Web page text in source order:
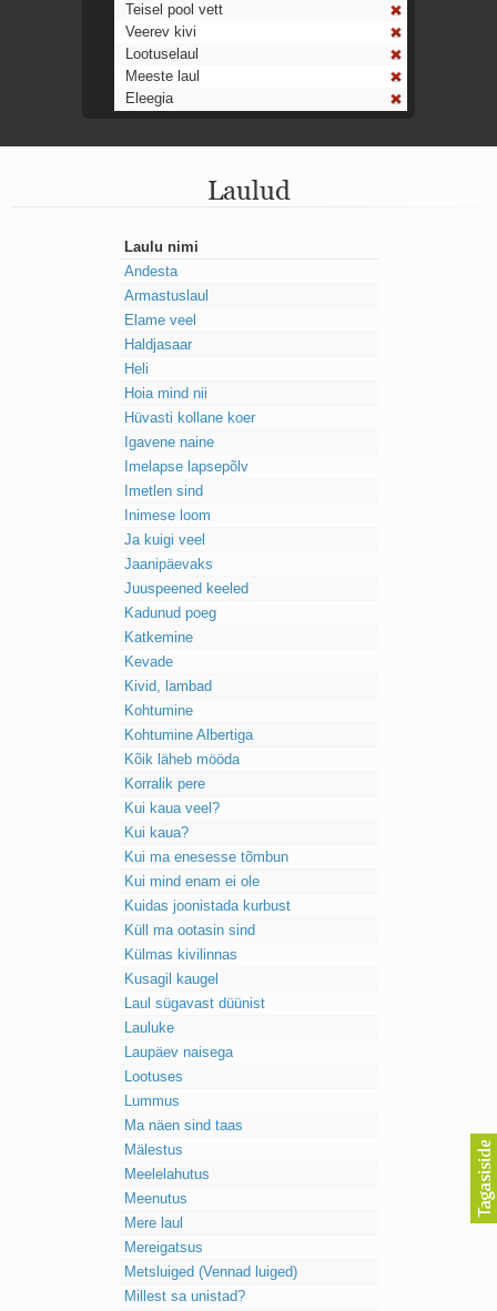
Teisel pool vett
Veerev kivi
Lootuselaul
Meeste laul
Eleegia
Ahtumine
Mu isamaa on minu arm
Aeg
Oota mind
Ih-ih-hii ja ah-ah-haa
Päikeselapsed
Laul võimalusest
Luigelaul
Nii vaikseks kõik on jäänud
Mis saab sellest loomusevalust
Avanemine
Üleminek
Laul teost
Põhi, lõuna, ida, lääs
Elupõline kaja
Omaette
Perekondlik
Kassimäng
Läänemere lained
Üle müüri
Kaks pihtimust
Ahtumine
Braueri lint
Laulud
Laulu nimi
Andesta
Armastuslaul
Elame veel
Haldjasaar
Heli
Hoia mind nii
Hüvasti kollane koer
Igavene naine
Imelapse lapsepõlv
Imetlen sind
Inimese loom
Ja kuigi veel
Jaanipäevaks
Juuspeened keeled
Kadunud poeg
Katkemine
Kevade
Kivid, lambad
Kohtumine
Kohtumine Albertiga
Kõik läheb mööda
Korralik pere
Kui kaua veel?
Kui kaua?
Kui ma enesesse tõmbun
Kui mind enam ei ole
Kuidas joonistada kurbust
Küll ma ootasin sind
Külmas kivilinnas
Kusagil kaugel
Laul sügavast düünist
Lauluke
Laupäev naisega
Lootuses
Lummus
Ma näen sind taas
Mälestus
Meelelahutus
Meenutus
Mere laul
Mereigatsus
Metsluiged (Vennad luiged)
Millest sa unistad?